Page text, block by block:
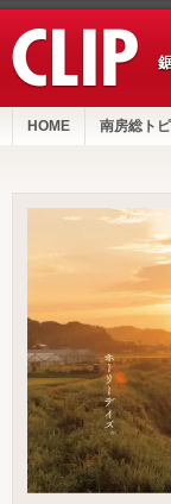
HOME 南房総ト